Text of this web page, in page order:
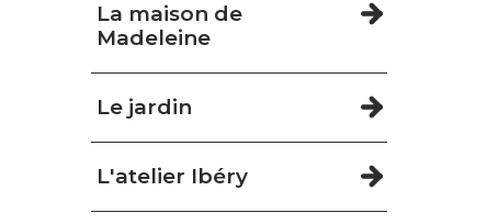
La maison de
Madeleine
Le jardin
L'atelier Ibéry